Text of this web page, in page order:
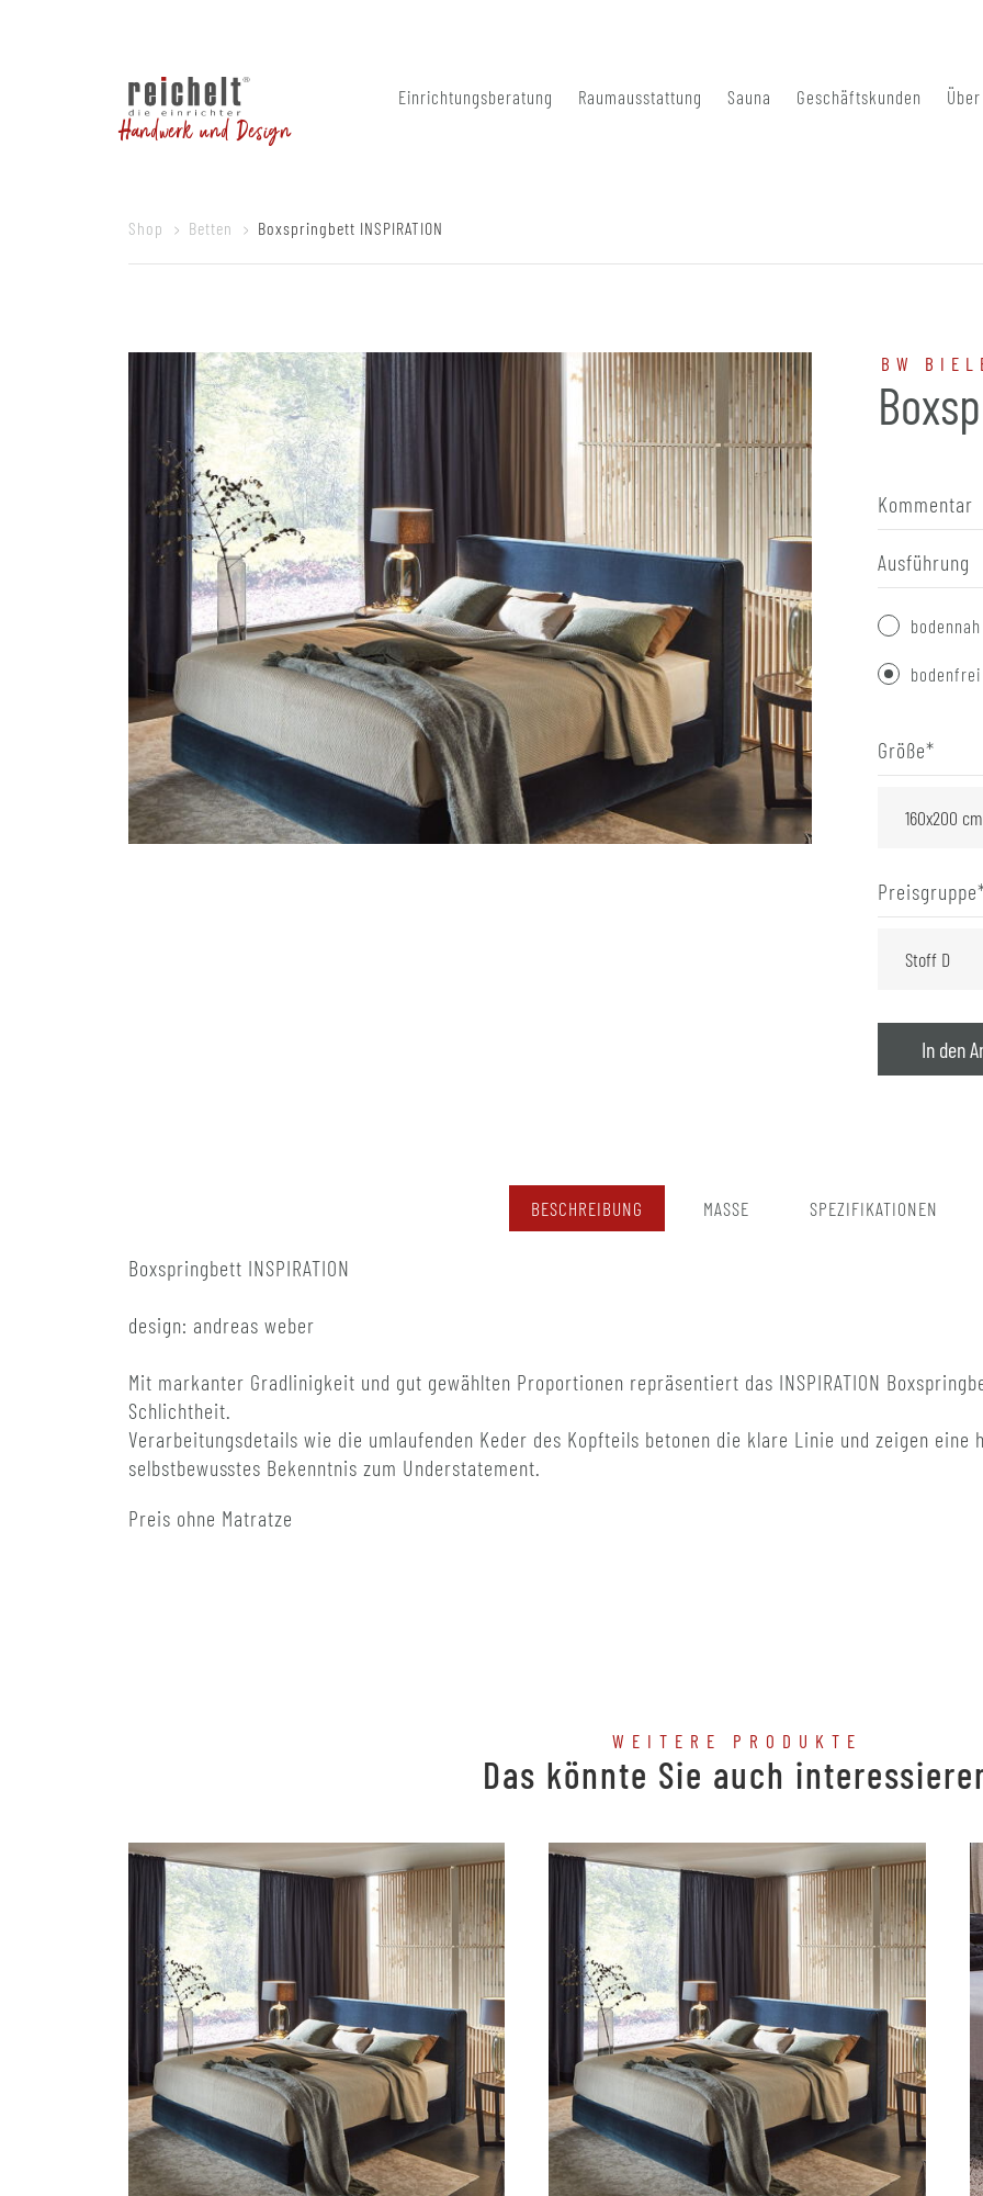
Handwerk und Design
Einrichtungsberatung Raumausstattung Sauna Geschäftskunden
Shop Betten Boxspringbett INSPIRATION
BW
Kommentar
Ausführung
bodennah
bodenfrei
Größe*
Preisgruppe
In den
BESCHREIBUNG MASSE SPEZIFIKATIONEN
Boxspringbett INSPIRATION
design: andreas weber
Mit markanter Gradlinigkeit und gut gewählten Proportionen repräsentiert das INSPIRATION
Schlichtheit.
Verarbeitungsdetails wie die umlaufenden Keder des Kopfteils betonen die klare Linie und zeigen
selbstbewusstes Bekenntnis zum Understatement.
Preis ohne Matratze
WEITERE PRODUKTE
Das könnte Sie auch